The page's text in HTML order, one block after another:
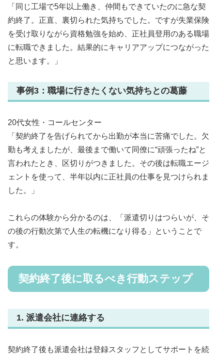
「同じ工場で5年以上働き、仲間もできていたのに急な契
約終了。正直、裏切られた気持ちでした。ですが失業保険
を受け取りながら資格勉強を始め、正社員登用のある職場
に転職できました。結果的にキャリアアップにつながった
と思います。」
事例3：職場に行きたくない気持ちとの葛藤
20代女性・コールセンター
「契約終了を告げられてから出勤が本当に苦痛でした。欠
勤も考えましたが、最後まで働いて同僚に“頑張ったね”と
言われたとき、区切りがつきました。その後は転職エージ
ェントを使って、半年以内に正社員の仕事を見つけられま
した。」
これらの体験から分かるのは、「派遣切りはつらいが、そ
の後の行動次第で人生の転機になり得る」ということで
す。
契約終了後に取るべき行動ステップ
1. 派遣会社に連絡する
契約終了後も派遣会社は登録スタッフとしてサポートを続